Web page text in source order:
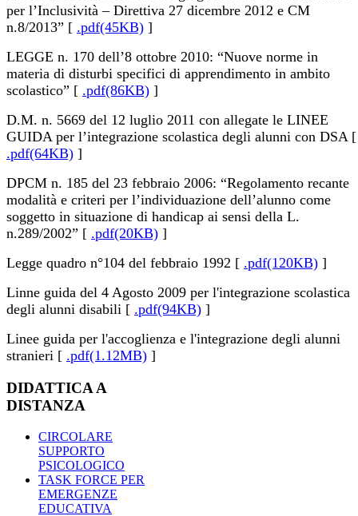
per l’Inclusività – Direttiva 27 dicembre 2012 e CM
n.8/2013” [ .pdf(45KB) ]
LEGGE n. 170 dell’8 ottobre 2010: “Nuove norme in
materia di disturbi specifici di apprendimento in ambito
scolastico” [ .pdf(86KB) ]
D.M. n. 5669 del 12 luglio 2011 con allegate le LINEE
GUIDA per l’integrazione scolastica degli alunni con DSA [
.pdf(64KB) ]
DPCM n. 185 del 23 febbraio 2006: “Regolamento recante
modalità e criteri per l’individuazione dell’alunno come
soggetto in situazione di handicap ai sensi della L.
n.289/2002” [ .pdf(20KB) ]
Legge quadro n°104 del febbraio 1992 [ .pdf(120KB) ]
Linne guida del 4 Agosto 2009 per l'integrazione scolastica
degli alunni disabili [ .pdf(94KB) ]
Linee guida per l'accoglienza e l'integrazione degli alunni
stranieri [ .pdf(1.12MB) ]
DIDATTICA A
DISTANZA
CIRCOLARE
SUPPORTO
PSICOLOGICO
TASK FORCE PER
EMERGENZE
EDUCATIVA